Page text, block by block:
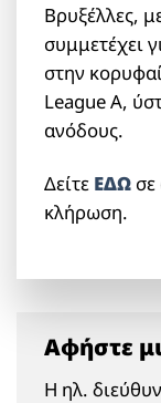
Βρυξέλλες,
συμμετέχει
στην
League A,
ανόδους.
Δείτε ΕΔΩ
κλήρωση.
Αφήστε
Η ηλ.